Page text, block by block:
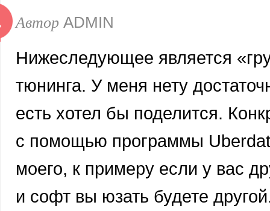
Автор ADMIN
Нижеследующее является
тюнинга. У меня нету
есть хотел бы поделится.
с помощью программы
моего, к примеру если у вас
и софт вы юзать будете